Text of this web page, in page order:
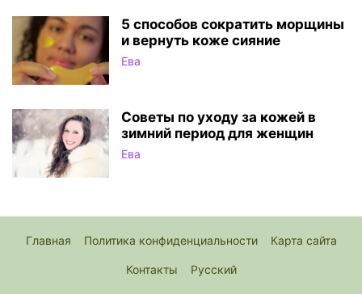
5 способов сократить морщины
и вернуть коже сияние
Ева
Советы по уходу за кожей в
зимний период для женщин
Ева
Главная Политика конфиденциальности Карта сайта
Контакты Русский